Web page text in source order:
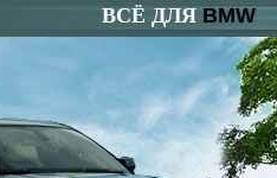
ВСЁ ДЛЯ BMW